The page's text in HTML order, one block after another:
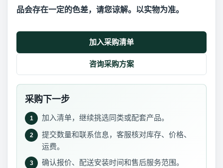
品会存在一定的色差，请您谅解。以实物为准。
加入采购清单
咨询采购方案
采购下一步
1 加入清单，继续挑选同类或配套产品。
2
提交数量和联系信息，客服核对库存、价格、
运费。
3 确认报价、配送安装时间和售后服务范围。